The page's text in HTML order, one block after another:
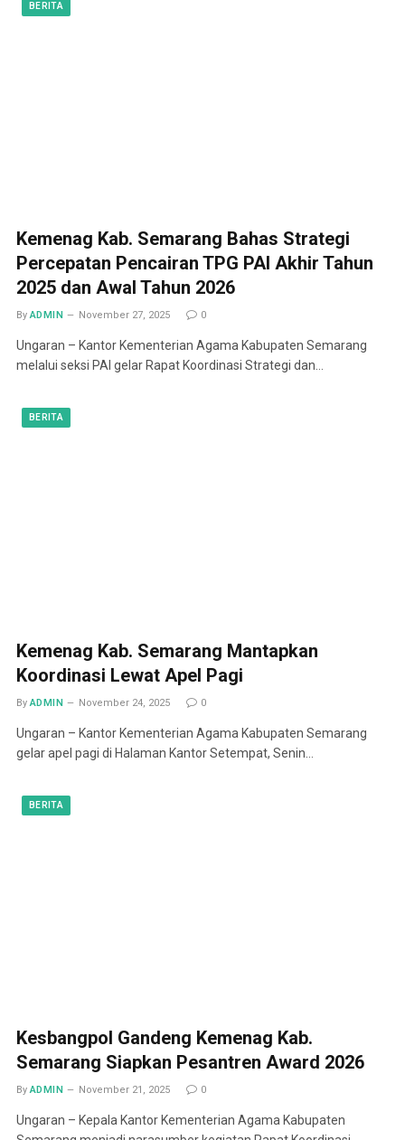
BERITA
Kemenag Kab. Semarang Bahas Strategi
Percepatan Pencairan TPG PAI Akhir Tahun
2025 dan Awal Tahun 2026
By ADMIN November 27, 2025 0
Ungaran – Kantor Kementerian Agama Kabupaten Semarang
melalui seksi PAI gelar Rapat Koordinasi Strategi dan…
BERITA
Kemenag Kab. Semarang Mantapkan
Koordinasi Lewat Apel Pagi
By ADMIN November 24, 2025 0
Ungaran – Kantor Kementerian Agama Kabupaten Semarang
gelar apel pagi di Halaman Kantor Setempat, Senin…
BERITA
Kesbangpol Gandeng Kemenag Kab.
Semarang Siapkan Pesantren Award 2026
By ADMIN November 21, 2025 0
Ungaran – Kepala Kantor Kementerian Agama Kabupaten